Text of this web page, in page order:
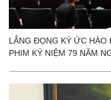
LẮNG ĐỌNG KÝ ỨC HÀO
PHIM KỶ NIỆM 79 NĂM